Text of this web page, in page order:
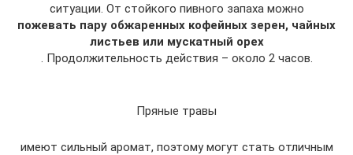
ситуации. От стойкого пивного запаха можно
пожевать пару обжаренных кофейных зерен, чайных
листьев или мускатный орех
. Продолжительность действия – около 2 часов.
Пряные травы
имеют сильный аромат, поэтому могут стать отличным